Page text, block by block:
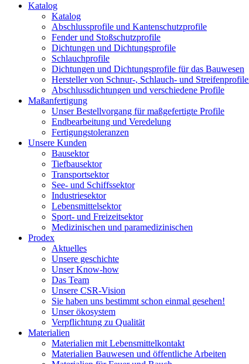
Katalog
Katalog
Abschlussprofile und Kantenschutzprofile
Fender und Stoßschutzprofile
Dichtungen und Dichtungsprofile
Schlauchprofile
Dichtungen und Dichtungsprofile für das Bauwesen
Hersteller von Schnur-, Schlauch- und
Abschlussdichtungen und verschiedene Profile
Maßanfertigung
Unser Bestellvorgang für maßgefertigte Profile
Endbearbeitung und Veredelung
Fertigungstoleranzen
Unsere Kunden
Bausektor
Tiefbausektor
Transportsektor
See- und Schiffssektor
Industriesektor
Lebensmittelsektor
Sport- und Freizeitsektor
Medizinischen und paramedizinischen
Prodex
Aktuelles
Unsere geschichte
Unser Know-how
Das Team
Unsere CSR-Vision
Sie haben uns bestimmt schon einmal gesehen!
Unser ökosystem
Verpflichtung zu Qualität
Materialien
Materialien mit Lebensmittelkontakt
Materialien Bauwesen und öffentliche Arbeiten